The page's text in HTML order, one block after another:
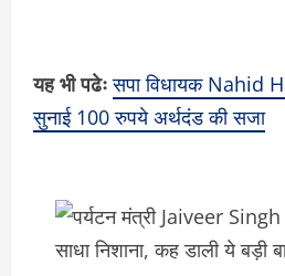
यह भी पढेःसपा विधायक Nahid
सुनाई 100 रुपये अर्थदंड की सजा